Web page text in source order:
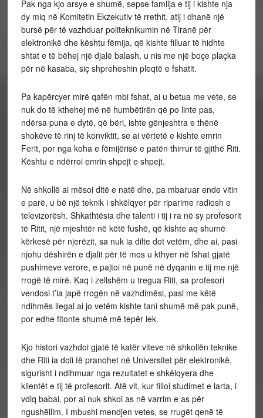
Pak nga kjo arsye e shumë, sepse familja e tij i kishte nja
dy miq në Komitetin Ekzekutiv të rrethit, atij i dhanë një
bursë për të vazhduar politeknikumin në Tiranë për
elektronikë dhe kështu fëmija, që kishte filluar të hidhte
shtat e të bëhej një djalë balash, u nis me një boçe plaçka
për në kasaba, siç shpreheshin pleqtë e fshatit.
Pa kapërcyer mirë qafën mbi fshat, ai u betua me vete, se
nuk do të kthehej më në humbëtirën që po linte pas,
ndërsa puna e dytë, që bëri, ishte gënjeshtra e thënë
shokëve të rinj të konviktit, se ai vërtetë e kishte emrin
Ferit, por nga koha e fëmijërisë e patën thirrur të gjithë Riti.
Kështu e ndërroi emrin shpejt e shpejt.
Në shkollë ai mësoi ditë e natë dhe, pa mbaruar ende vitin
e parë, u bë një teknik i shkëlqyer për riparime radiosh e
televizorësh. Shkathtësia dhe talenti i tij i ra në sy profesorit
të Ritit, një mjeshtër në këtë fushë, që kishte aq shumë
kërkesë për njerëzit, sa nuk ia dilte dot vetëm, dhe ai, pasi
njohu dëshirën e djalit për të mos u kthyer në fshat gjatë
pushimeve verore, e pajtoi në punë në dyqanin e tij me një
rrogë të mirë. Kaq i zellshëm u tregua Riti, sa profesori
vendosi t’ia japë rrogën në vazhdimësi, pasi me këtë
ndihmës ilegal ai jo vetëm kishte tani shumë më pak punë,
por edhe fitonte shumë më tepër lek.
Kjo histori vazhdoi gjatë të katër viteve në shkollën teknike
dhe Riti ia doli të pranohet në Universitet për elektronikë,
sigurisht i ndihmuar nga rezultatet e shkëlqyera dhe
klientët e tij të profesorit. Atë vit, kur filloi studimet e larta, i
vdiq babai, por ai nuk shkoi as në varrim e as për
ngushëllim. I mbushi mendjen vetes, se rrugët qenë të